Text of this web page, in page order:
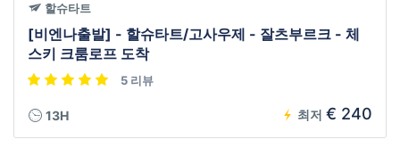
할슈타트
[비엔나출발] - 할슈타트/고사우제 - 잘츠부르크 - 체
스키 크룸로프 도착
5 리뷰
13H 최저 € 240